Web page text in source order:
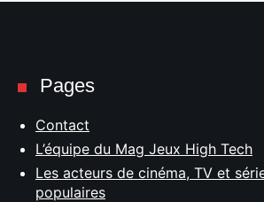
Pages
Contact
L’équipe du Mag Jeux High Tech
Les acteurs de cinéma, TV et
populaires